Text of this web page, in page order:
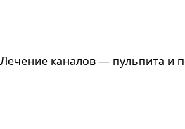
Лечение каналов — пульпита и